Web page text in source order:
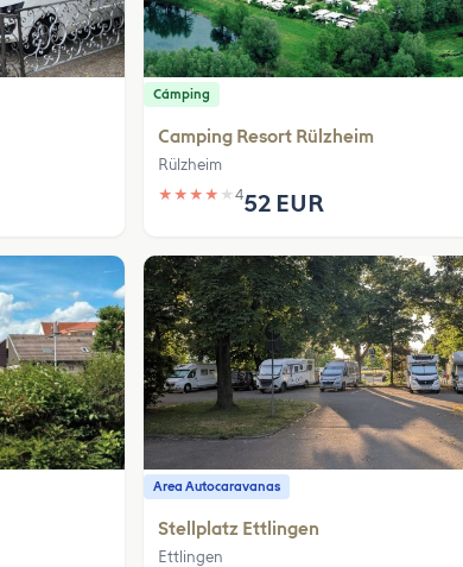
Cámping
Camping Resort Rülzheim
Rülzheim
★ ★ ★ ★ ★452 EUR
Area Autocaravanas
Stellplatz Ettlingen
Ettlingen